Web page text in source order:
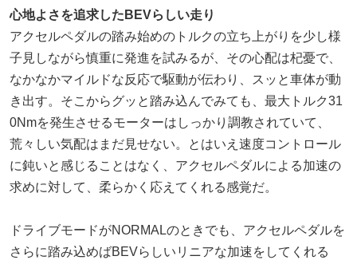
心地よさを追求したBEVらしい走り
アクセルペダルの踏み始めのトルクの立ち上がりを少し様
子見しながら慎重に発進を試みるが、その心配は杞憂で、
なかなかマイルドな反応で駆動が伝わり、スッと車体が動
き出す。そこからグッと踏み込んでみても、最大トルク31
0Nmを発生させるモーターはしっかり調教されていて、
荒々しい気配はまだ見せない。とはいえ速度コントロール
に鈍いと感じることはなく、アクセルペダルによる加速の
求めに対して、柔らかく応えてくれる感覚だ。
ドライブモードがNORMALのときでも、アクセルペダルを
さらに踏み込めばBEVらしいリニアな加速をしてくれる